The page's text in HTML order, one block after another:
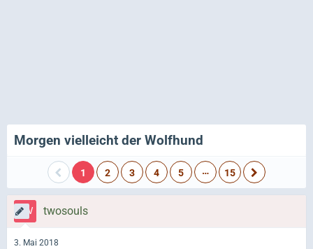
Morgen vielleicht der Wolfhund
1 2 3 4 5 … 15
twosouls
3. Mai 2018